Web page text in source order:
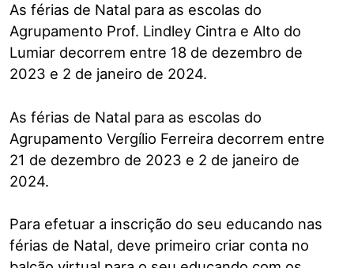
As férias de Natal para as escolas do
Agrupamento Prof. Lindley Cintra e Alto do
Lumiar decorrem entre 18 de dezembro de
2023 e 2 de janeiro de 2024.
As férias de Natal para as escolas do
Agrupamento Vergílio Ferreira decorrem entre
21 de dezembro de 2023 e 2 de janeiro de
2024.
Para efetuar a inscrição do seu educando nas
férias de Natal, deve primeiro criar conta no